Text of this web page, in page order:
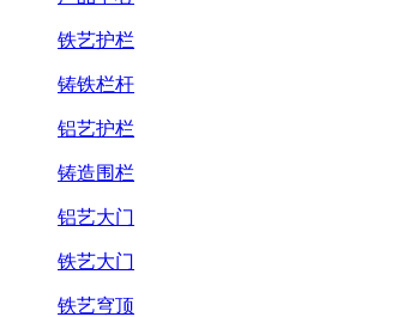
铁艺护栏
铸铁栏杆
铝艺护栏
铸造围栏
铝艺大门
铁艺大门
铁艺穹顶